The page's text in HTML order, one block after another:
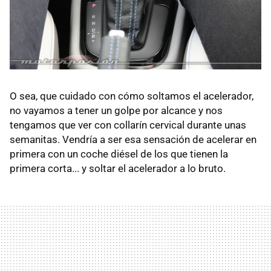
O sea, que cuidado con cómo soltamos el acelerador,
no vayamos a tener un golpe por alcance y nos
tengamos que ver con collarín cervical durante unas
semanitas. Vendría a ser esa sensación de acelerar en
primera con un coche diésel de los que tienen la
primera corta... y soltar el acelerador a lo bruto.